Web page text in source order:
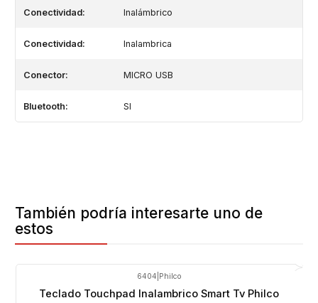
Conectividad: Inalámbrico
Conectividad: Inalambrica
Conector: MICRO USB
Bluetooth: SI
También podría interesarte uno de
estos
6404 Philco
Teclado Touchpad Inalambrico Smart Tv Philco